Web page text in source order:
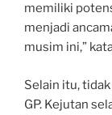
memiliki
menjadi
musim ini,”
Selain itu,
GP. Kejutan